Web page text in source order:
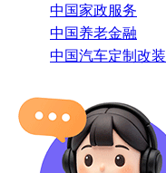
中国家政服务
中国养老金融
中国汽车定制改装